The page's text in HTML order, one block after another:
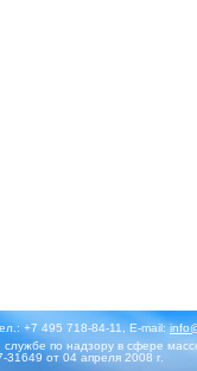
+7 495 718-84-11, E-mail:
по надзору в сфере
от 04 апреля 2008 г.